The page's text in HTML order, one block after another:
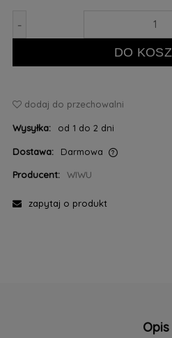
-
DO
dodaj do przechowalni
Wysyłka: od 1 do 2 dni
Dostawa:
Darmowa
Producent:
WIWU
zapytaj o produkt
Opis